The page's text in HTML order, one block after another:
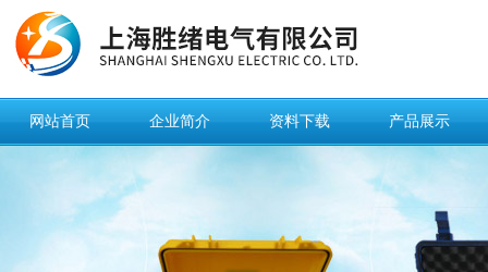
网站首页 企业简介 资料下载 产品展示